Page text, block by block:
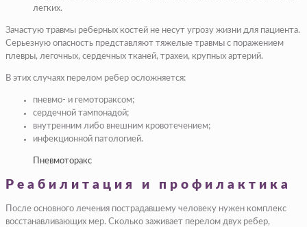
легких.
Зачастую травмы реберных костей не несут угрозу жизни для пациента.
Серьезную опасность представляют тяжелые травмы с поражением
плевры, легочных, сердечных тканей, трахеи, крупных артерий.
В этих случаях перелом ребер осложняется:
пневмо- и гемотораксом;
сердечной тампонадой;
внутренним либо внешним кровотечением;
инфекционной патологией.
Пневмоторакс
Реабилитация и профилактика
После основного лечения пострадавшему человеку нужен комплекс
восстанавливающих мер. Сколько заживает перелом двух ребер,